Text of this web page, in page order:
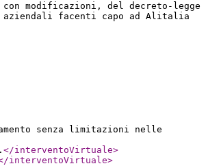
modificazioni, del decreto-legge
aziendali facenti capo ad Alitalia
senza limitazioni nelle
</interventoVirtuale>
interventoVirtuale>